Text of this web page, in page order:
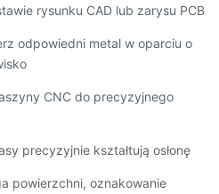
rysunku CAD lub zarysu PCB
odpowiedni metal w oparciu o
CNC do precyzyjnego
precyzyjnie kształtują osłonę
powierzchni, oznakowanie